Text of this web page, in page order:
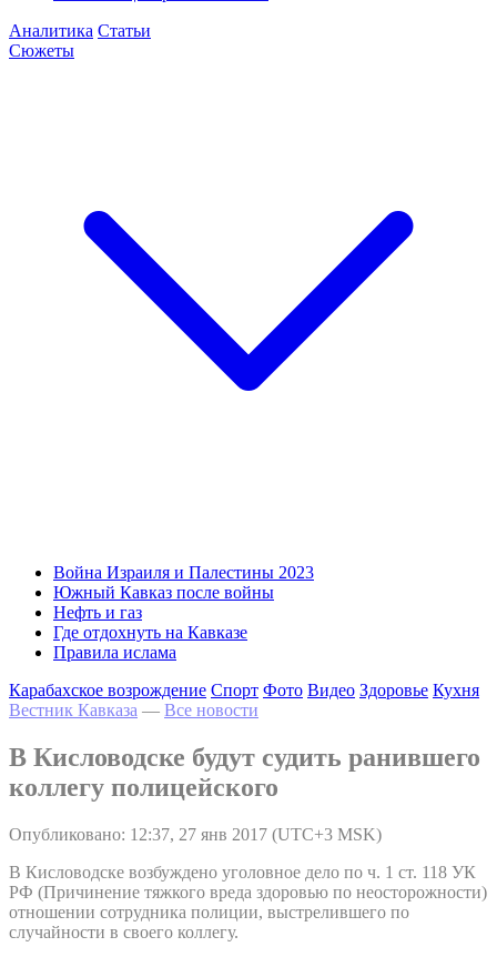
Аналитика Статьи
Сюжеты
Война Израиля и Палестины 2023
Южный Кавказ после войны
Нефть и газ
Где отдохнуть на Кавказе
Правила ислама
Карабахское возрождение Спорт Фото Видео Здоровье Кухня
Вестник Кавказа — Все новости
В Кисловодске будут судить ранившего
коллегу полицейского
Опубликовано: 12:37, 27 янв 2017 (UTC+3 MSK)
В Кисловодске возбуждено уголовное дело по ч. 1 ст. 118 УК
РФ (Причинение тяжкого вреда здоровью по неосторожности)
отношении сотрудника полиции, выстрелившего по
случайности в своего коллегу.